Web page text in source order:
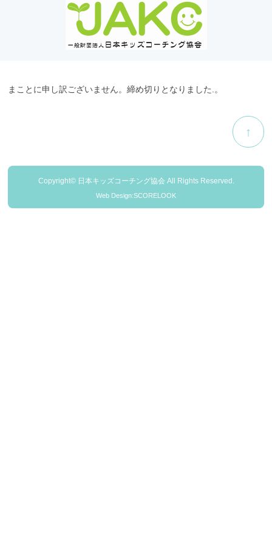
まことに申し訳ございません。締め切りとなりました.。
↑
Copyright© 日本キッズコーチング協会 All Rights Reserved.
Web Design:SCORELOOK